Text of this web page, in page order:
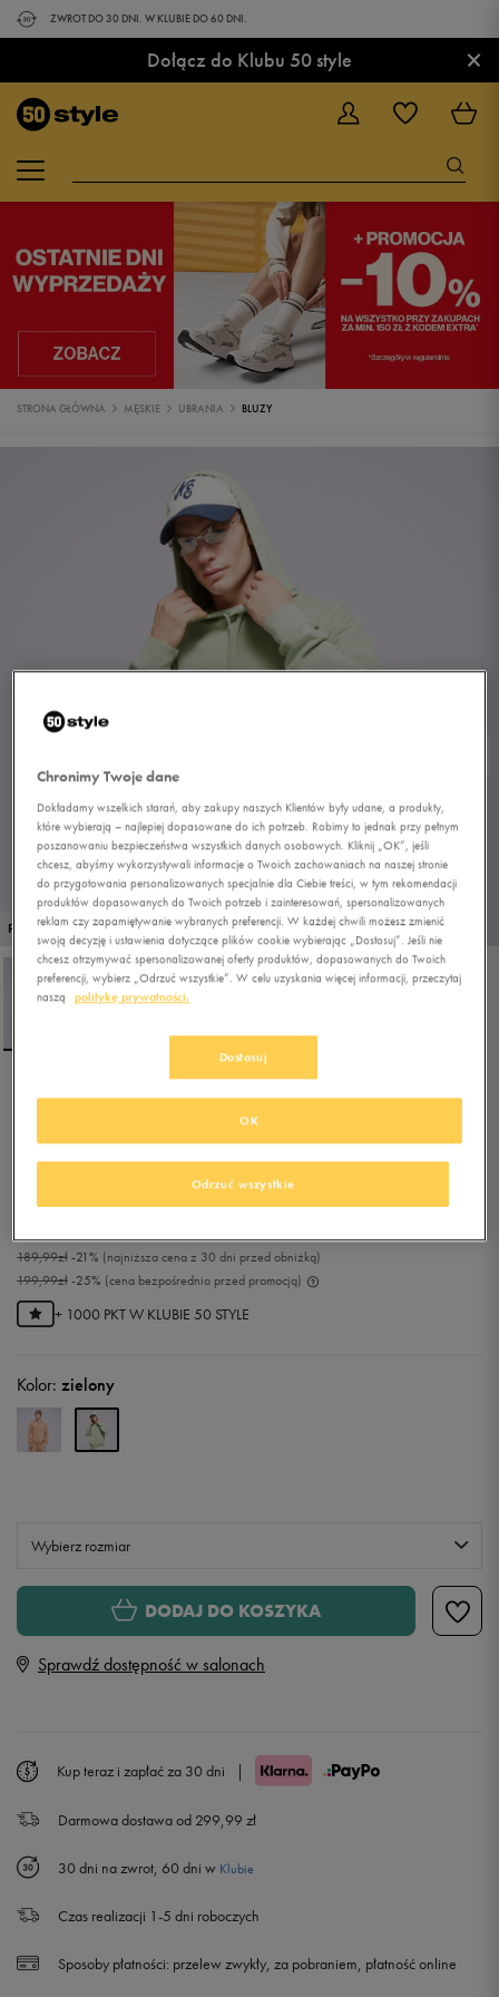
ZWROT DO 30 DNI. W KLUBIE DO 60 DNI.
Dołącz do Klubu 50 style ×
STRONA GŁÓWNA MĘSKIE UBRANIA BLUZY
PROMO: DO -30%
NEW ERA BLUZA Z
KAPTUREM NE WASHED
OVERSIZED NONE
199,99zł-25% (cena bezpośrednio przed promocją)
189,99zł-21% (najniższa cena z 30 dni przed obniżką)
+ 1000 PKT W KLUBIE 50 STYLE
Kolor: zielony
Wybierz rozmiar
M
XL
DODAJ DO KOSZYKA
Sprawdź dostępność w salonach
Kup teraz i zapłać za 30 dni |
Darmowa dostawa od 299,99 zł
30 dni na zwrot, 60 dni w Klubie
Czas realizacji 1-5 dni roboczych
Sposoby płatności: przelew zwykły, za pobraniem, płatność online
Chronimy Twoje dane
Dokładamy wszelkich starań, aby zakupy naszych Klientów były udane, a produkty,
które wybierają – najlepiej dopasowane do ich potrzeb. Robimy to jednak przy pełnym
poszanowaniu bezpieczeństwa wszystkich danych osobowych. Kliknij „OK”, jeśli
chcesz, abyśmy wykorzystywali informacje o Twoich zachowaniach na naszej stronie
do przygotowania personalizowanych specjalnie dla Ciebie treści, w tym rekomendacji
produktów dopasowanych do Twoich potrzeb i zainteresowań, spersonalizowanych
reklam czy zapamiętywanie wybranych preferencji. W każdej chwili możesz zmienić
swoją decyzję i ustawienia dotyczące plików cookie wybierając „Dostosuj”. Jeśli nie
chcesz otrzymywać spersonalizowanej oferty produktów, dopasowanych do Twoich
preferencji, wybierz „Odrzuć wszystkie”. W celu uzyskania więcej informacji, przeczytaj
naszą
politykę prywatności.
Dostosuj
Odrzuć wszystkie
OK